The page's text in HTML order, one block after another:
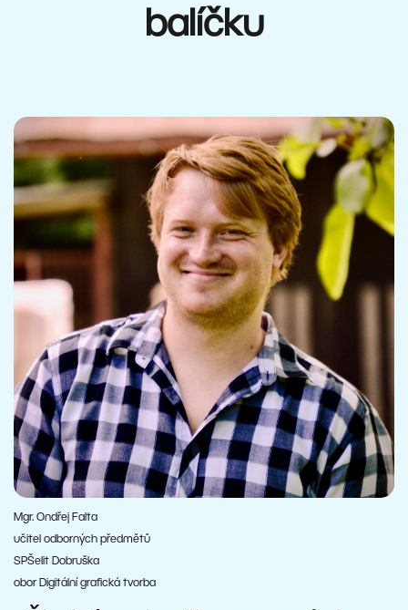
balíčku
Mgr. Ondřej Falta
učitel odborných předmětů
SPŠelit Dobruška
obor Digitální grafická tvorba